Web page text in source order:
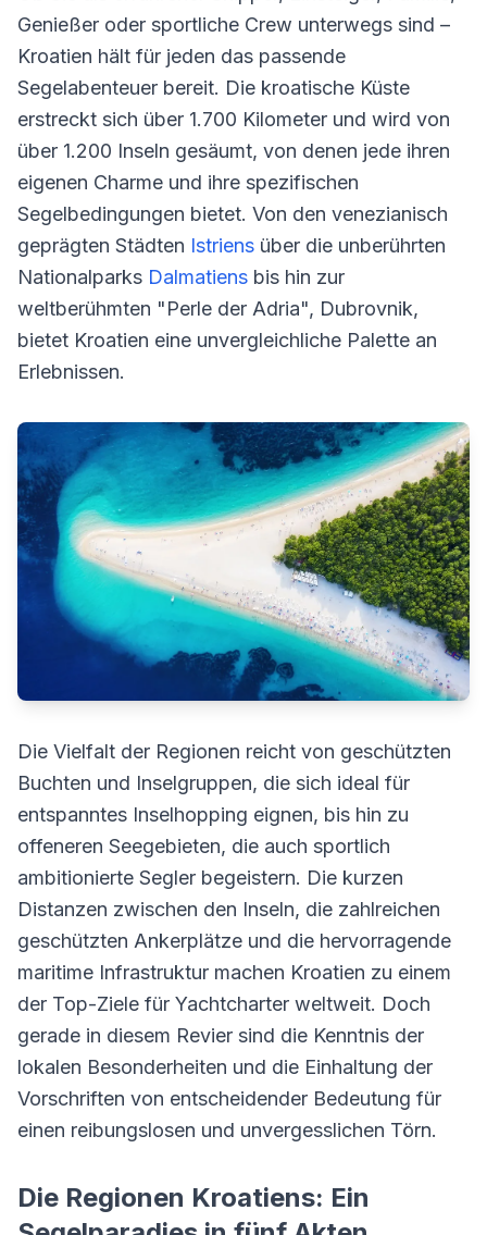
Genießer oder sportliche Crew unterwegs sind –
Kroatien hält für jeden das passende
Segelabenteuer bereit. Die kroatische Küste
erstreckt sich über 1.700 Kilometer und wird von
über 1.200 Inseln gesäumt, von denen jede ihren
eigenen Charme und ihre spezifischen
Segelbedingungen bietet. Von den venezianisch
geprägten Städten Istriens über die unberührten
Nationalparks Dalmatiens bis hin zur
weltberühmten "Perle der Adria", Dubrovnik,
bietet Kroatien eine unvergleichliche Palette an
Erlebnissen.
Die Vielfalt der Regionen reicht von geschützten
Buchten und Inselgruppen, die sich ideal für
entspanntes Inselhopping eignen, bis hin zu
offeneren Seegebieten, die auch sportlich
ambitionierte Segler begeistern. Die kurzen
Distanzen zwischen den Inseln, die zahlreichen
geschützten Ankerplätze und die hervorragende
maritime Infrastruktur machen Kroatien zu einem
der Top-Ziele für Yachtcharter weltweit. Doch
gerade in diesem Revier sind die Kenntnis der
lokalen Besonderheiten und die Einhaltung der
Vorschriften von entscheidender Bedeutung für
einen reibungslosen und unvergesslichen Törn.
Die Regionen Kroatiens: Ein